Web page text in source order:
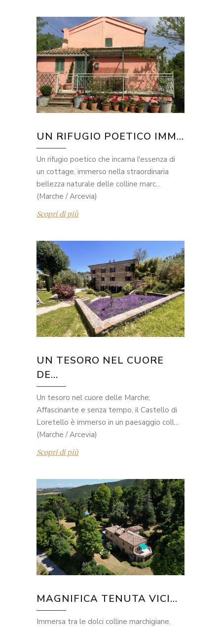
UN RIFUGIO POETICO IMM...
Un rifugio poetico che incarna l'essenza di
un cottage, immerso nella straordinaria
bellezza naturale delle colline marc...
(Marche / Arcevia)
Scopri di più
UN TESORO NEL CUORE
DE...
Un tesoro nel cuore delle Marche;
Affascinante e senza tempo, il Castello di
Loretello è immerso in un paesaggio coll...
(Marche / Arcevia)
Scopri di più
MAGNIFICA TENUTA VICI...
Immersa tra le dolci colline marchigiane,